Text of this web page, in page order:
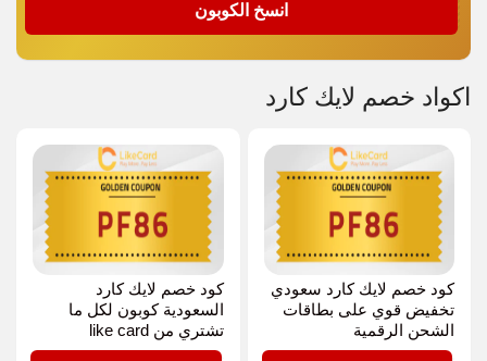
انسخ الكوبون
اكواد خصم لايك كارد
كود خصم لايك كارد سعودي
تخفيض قوي على بطاقات
الشحن الرقمية
كود خصم لايك كارد
السعودية كوبون لكل ما
تشتري من like card